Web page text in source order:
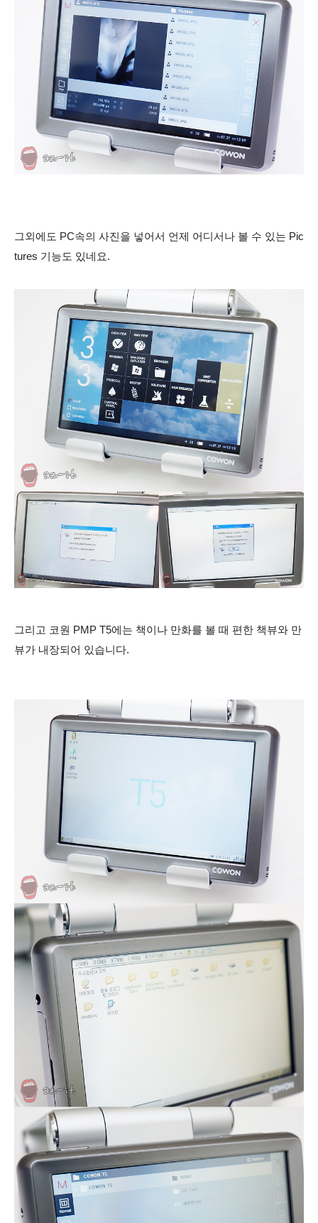
그외에도 PC속의 사진을 넣어서 언제 어디서나 볼 수 있는 Pic
tures 기능도 있네요.
그리고 코원 PMP T5에는 책이나 만화를 볼 때 편한 책뷰와 만
뷰가 내장되어 있습니다.